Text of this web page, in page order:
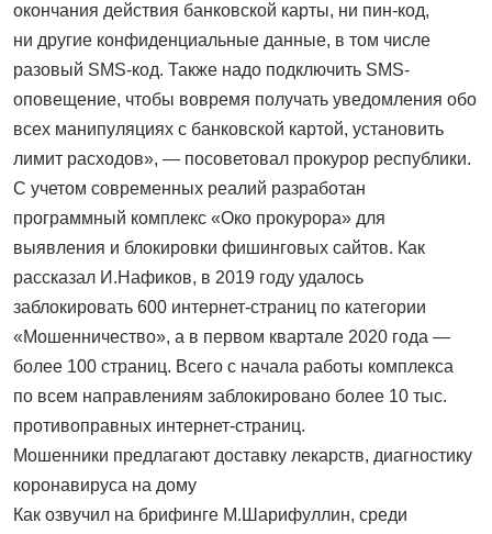
окончания действия банковской карты, ни пин-код,
ни другие конфиденциальные данные, в том числе
разовый SMS-код. Также надо подключить SMS-
оповещение, чтобы вовремя получать уведомления обо
всех манипуляциях с банковской картой, установить
лимит расходов», — посоветовал прокурор республики.
С учетом современных реалий разработан
программный комплекс «Око прокурора» для
выявления и блокировки фишинговых сайтов. Как
рассказал И.Нафиков, в 2019 году удалось
заблокировать 600 интернет-страниц по категории
«Мошенничество», а в первом квартале 2020 года —
более 100 страниц. Всего с начала работы комплекса
по всем направлениям заблокировано более 10 тыс.
противоправных интернет-страниц.
Мошенники предлагают доставку лекарств, диагностику
коронавируса на дому
Как озвучил на брифинге М.Шарифуллин, среди